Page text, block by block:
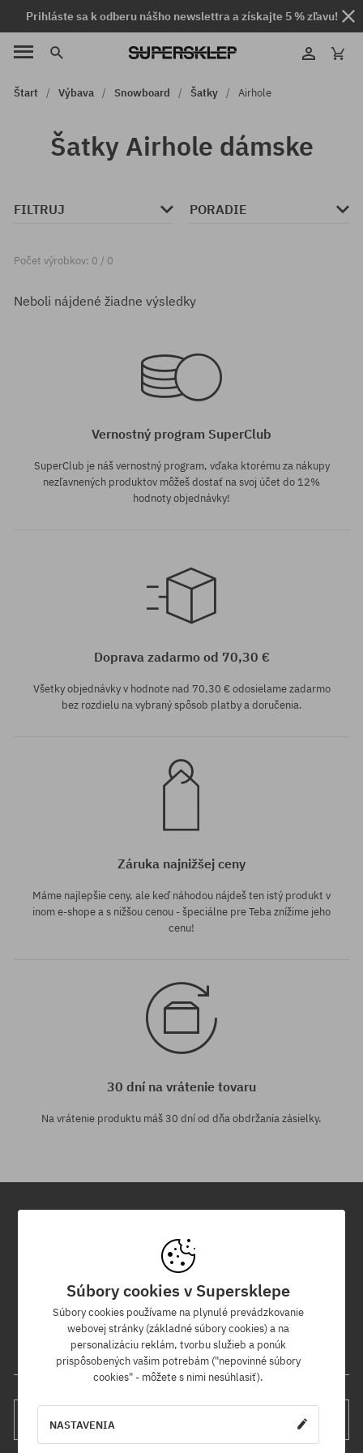
Prihláste sa k odberu nášho newslettra a získajte 5 % zľavu!
Štart Výbava Snowboard Šatky Airhole
Šatky Airhole dámske
FILTRUJ PORADIE
Počet výrobkov: 0 / 0
Neboli nájdené žiadne výsledky
Vernostný program SuperClub
SuperClub je náš vernostný program, vďaka ktorému za nákupy
nezľavnených produktov môžeš dostať na svoj účet do 12%
hodnoty objednávky!
Doprava zadarmo od 70,30 €
Všetky objednávky v hodnote nad 70,30 € odosielame zadarmo
bez rozdielu na vybraný spôsob platby a doručenia.
Záruka najnižšej ceny
Máme najlepšie ceny, ale keď náhodou nájdeš ten istý produkt v
inom e-shope a s nižšou cenou - špeciálne pre Teba znížime jeho
cenu!
30 dní na vrátenie tovaru
Na vrátenie produktu máš 30 dní od dňa obdržania zásielky.
Newsletter
Prihláste sa na odber nášho newsletteru a ako prvý sa dozviete o
nových produktoch a propagačných akciách!
Navyše získaš zľavový kód -5 % na celú objednávku!
Tvoja e-mailová adresa
Súbory cookies v Supersklepe
Súbory cookies používame na plynulé prevádzkovanie
webovej stránky (základné súbory cookies) a na
personalizáciu reklám, tvorbu služieb a ponúk
prispôsobených vašim potrebám ("nepovinné súbory
cookies" - môžete s nimi nesúhlasiť).
NASTAVENIA